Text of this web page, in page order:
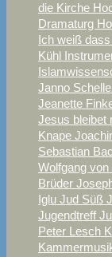
die Kirche
Dramaturg
Ich weiß
Kühl
Janno
Jeanette
Jesus bleibet
Knape
Sebastian
Wolfgang von
Brüder
Iglu Jud Süß
Jugendtreff
Peter Lesch